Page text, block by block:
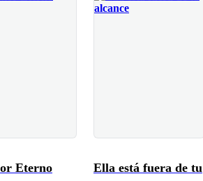
Eterno
Ella está fuera de tu